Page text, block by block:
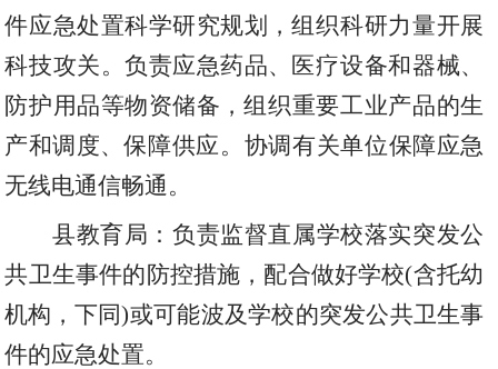
件应急处置科学研究规划 ，组织科研力量开展
科技攻关。负责应急药品、 医疗设备和器械、
防护用品等物资储备 ，组织重要工业产品的生
产和调度、保障供应。协调有关单位保障应急
无线电通信畅通。
县教育局：负责监督直属学校落实突发公
共卫生事件的防控措施 ， 配合做好学校(含托幼
机构 ，下同)或可能波及学校的突发公共卫生事
件的应急处置。